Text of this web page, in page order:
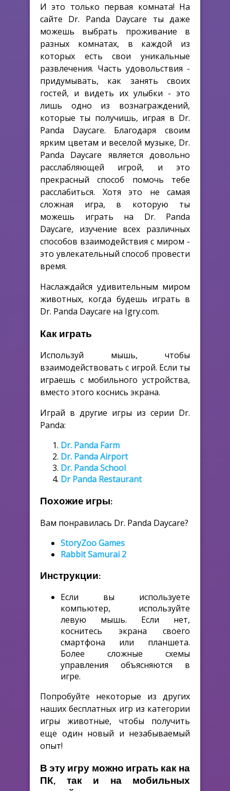
И это только первая комната! На
сайте Dr. Panda Daycare ты даже
можешь выбрать проживание в
разных комнатах, в каждой из
которых есть свои уникальные
развлечения. Часть удовольствия -
придумывать, как занять своих
гостей, и видеть их улыбки - это
лишь одно из вознаграждений,
которые ты получишь, играя в Dr.
Panda Daycare. Благодаря своим
ярким цветам и веселой музыке, Dr.
Panda Daycare является довольно
расслабляющей игрой, и это
прекрасный способ помочь тебе
расслабиться. Хотя это не самая
сложная игра, в которую ты
можешь играть на Dr. Panda
Daycare, изучение всех различных
способов взаимодействия с миром -
это увлекательный способ провести
время.
Наслаждайся удивительным миром
животных, когда будешь играть в
Dr. Panda Daycare на Igry.com.
Как играть
Используй мышь, чтобы
взаимодействовать с игрой. Если ты
играешь с мобильного устройства,
вместо этого коснись экрана.
Играй в другие игры из серии Dr.
Panda:
Dr. Panda Farm
Dr. Panda Airport
Dr. Panda School
Dr Panda Restaurant
Похожие игры:
Вам понравилась Dr. Panda Daycare?
StoryZoo Games
Rabbit Samurai 2
Инструкции:
Если вы используете
компьютер, используйте
левую мышь. Если нет,
коснитесь экрана своего
смартфона или планшета.
Более сложные схемы
управления объясняются в
игре.
Попробуйте некоторые из других
наших бесплатных игр из категории
игры животные, чтобы получить
еще один новый и незабываемый
опыт!
В эту игру можно играть как на
ПК, так и на мобильных